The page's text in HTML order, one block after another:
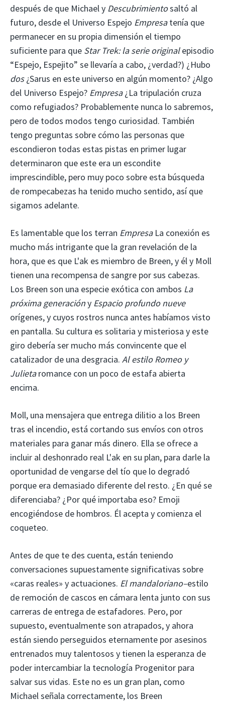
después de que Michael y Descubrimientosaltó al
futuro, desde el Universo Espejo Empresatenía que
permanecer en su propia dimensión el tiempo
suficiente para que Star Trek: la serie original episodio
“Espejo, Espejito” se llevaría a cabo, ¿verdad?) ¿Hubo
dos¿Sarus en este universo en algún momento? ¿Algo
del Universo Espejo? Empresa¿La tripulación cruza
como refugiados? Probablemente nunca lo sabremos,
pero de todos modos tengo curiosidad. También
tengo preguntas sobre cómo las personas que
escondieron todas estas pistas en primer lugar
determinaron que este era un escondite
imprescindible, pero muy poco sobre esta búsqueda
de rompecabezas ha tenido mucho sentido, así que
sigamos adelante.
Es lamentable que los terran EmpresaLa conexión es
mucho más intrigante que la gran revelación de la
hora, que es que L'ak es miembro de Breen, y él y Moll
tienen una recompensa de sangre por sus cabezas.
Los Breen son una especie exótica con ambos La
próxima generacióny Espacio profundo nueve
orígenes, y cuyos rostros nunca antes habíamos visto
en pantalla. Su cultura es solitaria y misteriosa y este
giro debería ser mucho más convincente que el
catalizador de una desgracia. Al estilo Romeo y
Julietaromance con un poco de estafa abierta
encima.
Moll, una mensajera que entrega dilitio a los Breen
tras el incendio, está cortando sus envíos con otros
materiales para ganar más dinero. Ella se ofrece a
incluir al deshonrado real L'ak en su plan, para darle la
oportunidad de vengarse del tío que lo degradó
porque era demasiado diferente del resto. ¿En qué se
diferenciaba? ¿Por qué importaba eso? Emoji
encogiéndose de hombros. Él acepta y comienza el
coqueteo.
Antes de que te des cuenta, están teniendo
conversaciones supuestamente significativas sobre
«caras reales» y actuaciones. El mandaloriano–estilo
de remoción de cascos en cámara lenta junto con sus
carreras de entrega de estafadores. Pero, por
supuesto, eventualmente son atrapados, y ahora
están siendo perseguidos eternamente por asesinos
entrenados muy talentosos y tienen la esperanza de
poder intercambiar la tecnología Progenitor para
salvar sus vidas. Este no es un gran plan, como
Michael señala correctamente, los Breen